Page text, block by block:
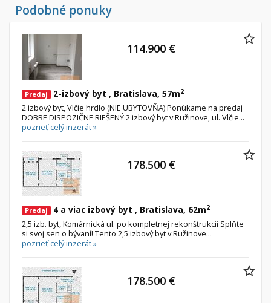
Garáž, garážové státie
searchHľadaj
Uložiť vyhľadávanie
Podobné ponuky
Predaj 2-izbový byt , Bratislava, 57m2
2 izbový byt, Vlčie hrdlo (NIE UBYTOVŇA) Ponúkame na predaj
DOBRE DISPOZIČNE RIEŠENÝ 2 izbový byt v Ružinove, ul. Vlčie...
pozrieť celý inzerát »
114.900 €
Predaj 4 a viac izbový byt , Bratislava, 62m2
2,5 izb. byt, Komárnická ul. po kompletnej rekonštrukcii Splňte
si svoj sen o bývaní! Tento 2,5 izbový byt v Ružinove...
pozrieť celý inzerát »
178.500 €
178.500 €